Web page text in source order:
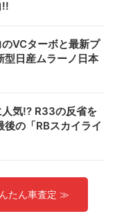
!!
VCターボと最新プ
型日産ムラーノ日本
気!? R33の反省を
の「RBスカイライ
たん車査定 ≫